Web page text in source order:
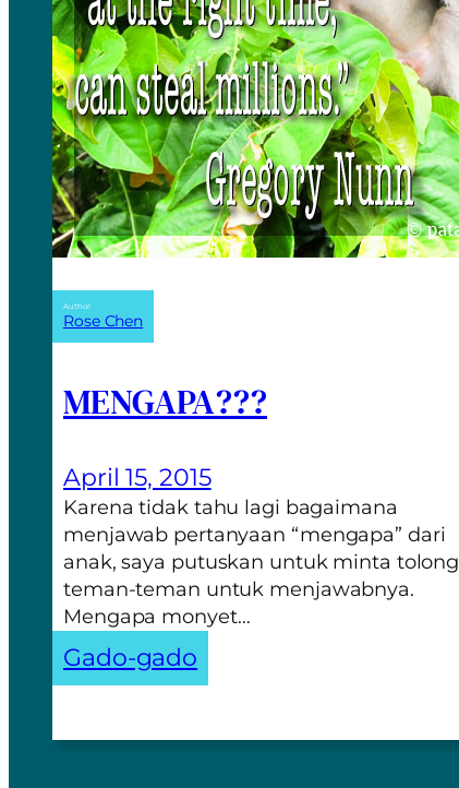
Author:
Rose Chen
MENGAPA???
April 15, 2015
Karena tidak tahu lagi bagaimana
menjawab pertanyaan “mengapa” dari
anak, saya putuskan untuk minta tolong
teman-teman untuk menjawabnya.
Mengapa monyet…
Gado-gado